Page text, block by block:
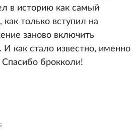
в историю как самый
только вступил на
заново включить
как стало известно, именно
брокколи!